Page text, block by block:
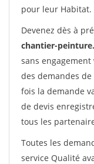
pour leur Habitat.
Devenez dès à
chantier-
sans
des demandes
fois la demande
de devis
tous les
Toutes les
service Qualité